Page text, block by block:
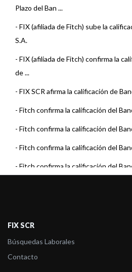
Plazo del Ban ...
- FIX (afiliada de Fitch) sube la
S.A.
- FIX (afiliada de Fitch) confirma la
de ...
- FIX SCR afirma la calificación de
- Fitch confirma la calificación del
- Fitch confirma la calificación del
- Fitch confirma la calificación del
- Fitch confirma la calificación del
- Fitch confirma la calificación del
-Fitch confirma la calificación del
-Fitch confirma la calificación del
FIX SCR
Búsquedas Laborales
Contacto